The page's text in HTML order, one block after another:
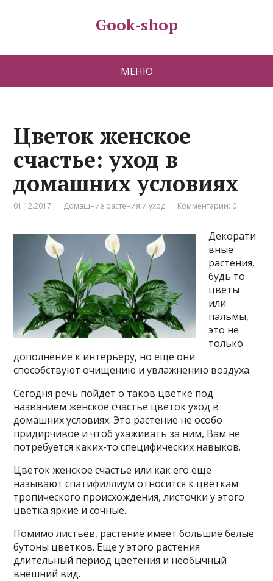
Gook-shop
МЕНЮ
Цветок женское
счастье: уход в
домашних условиях
01.12.2017 Домашние растения и уход Комментарии: 0
Декорати
вные
растения,
будь то
цветы
или
пальмы,
это не
только
дополнение к интерьеру, но еще они
способствуют очищению и увлажнению воздуха.
Сегодня речь пойдет о таков цветке под
названием женское счастье цветок уход в
домашних условиях. Это растение не особо
придирчивое и чтоб ухаживать за ним, Вам не
потребуется каких-то специфических навыков.
Цветок женское счастье или как его еще
называют спатифиллиум относится к цветкам
тропического происхождения, листочки у этого
цветка яркие и сочные.
Помимо листьев, растение имеет большие белые
бутоны цветков. Еще у этого растения
длительный период цветения и необычный
внешний вид.